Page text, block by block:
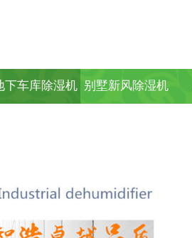
下车库除湿机 别墅新风除湿机